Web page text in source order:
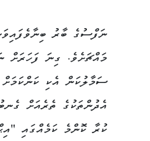
ނަފްސުގެ ބާރު
މައްޗަށެވެ. ގިނަ ފަހަރަށް
ސަމާލުކަން އެކި
އެދުންތަކުގެ ތެރެއަށް
ކުރާ ކޮންމެ ކަމެއްގައި